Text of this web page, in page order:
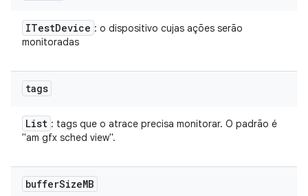
ITestDevice : o dispositivo cujas ações serão
monitoradas
tags
List : tags que o atrace precisa monitorar. O padrão é
"am gfx sched view".
bufferSizeMB